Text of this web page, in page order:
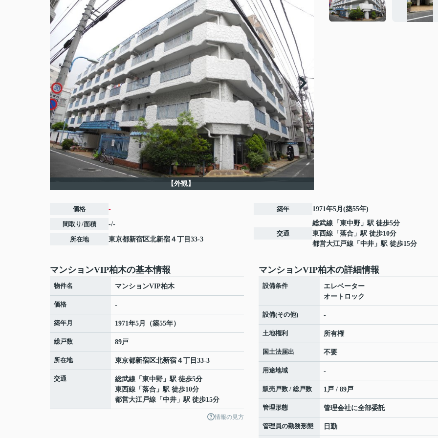
【外観】
価格 -
間取り/面積 -/-
所在地 東京都新宿区北新宿 ４丁目33-3
築年 1971年5月(築55年)
交通
総武線 「 東中野 」駅 徒歩5分
東西線 「 落合 」駅 徒歩10分
都営大江戸線 「 中井 」駅 徒歩15分
マンションVIP柏木の基本情報
物件名 マンションVIP柏木
価格 -
築年月 1971年5月（築55年）
総戸数 89戸
所在地 東京都新宿区北新宿 ４丁目33-3
交通 総武線 「 東中野 」駅 徒歩5分
東西線 「 落合 」駅 徒歩10分
都営大江戸線 「 中井 」駅 徒歩15分
情報の見方
マンションVIP柏木の詳細情報
設備条件
エレベーター
オートロック
設備(その他) -
土地権利 所有権
国土法届出 不要
用途地域 -
販売戸数 / 総戸数 1戸 / 89戸
管理形態 管理会社に全部委託
管理員の勤務形態 日勤